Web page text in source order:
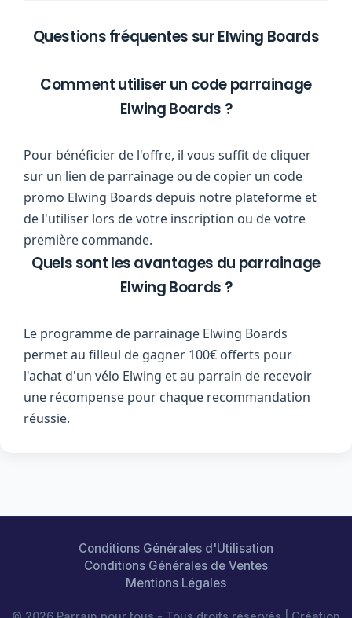
Questions fréquentes sur Elwing Boards
Comment utiliser un code parrainage
Elwing Boards ?
Pour bénéficier de l'offre, il vous suffit de cliquer
sur un lien de parrainage ou de copier un code
promo Elwing Boards depuis notre plateforme et
de l'utiliser lors de votre inscription ou de votre
première commande.
Quels sont les avantages du parrainage
Elwing Boards ?
Le programme de parrainage Elwing Boards
permet au filleul de gagner 100€ offerts pour
l'achat d'un vélo Elwing et au parrain de recevoir
une récompense pour chaque recommandation
réussie.
Conditions Générales d'Utilisation
Conditions Générales de Ventes
Mentions Légales